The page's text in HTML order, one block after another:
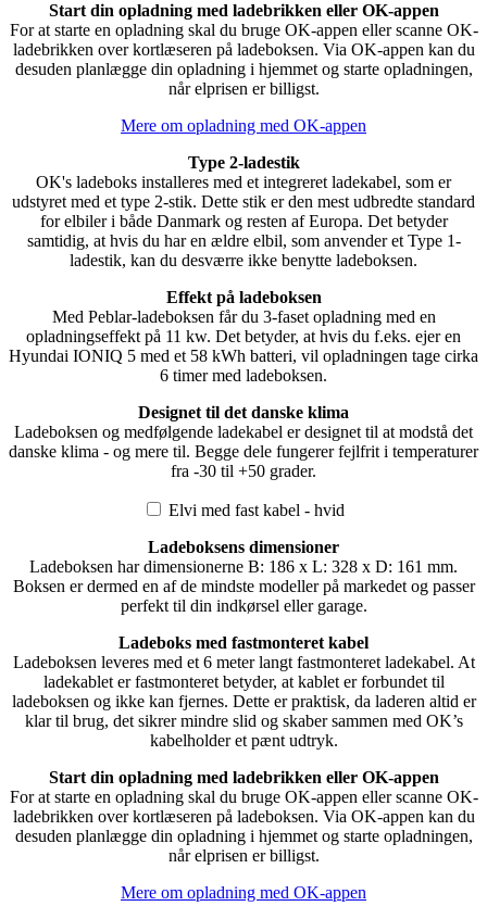
Start din opladning med ladebrikken eller OK-appen
For at starte en opladning skal du bruge OK-appen eller scanne OK-
ladebrikken over kortlæseren på ladeboksen. Via OK-appen kan du
desuden planlægge din opladning i hjemmet og starte opladningen,
når elprisen er billigst.
Mere om opladning med OK-appen
Type 2-ladestik
OK's ladeboks installeres med et integreret ladekabel, som er
udstyret med et type 2-stik. Dette stik er den mest udbredte standard
for elbiler i både Danmark og resten af Europa. Det betyder
samtidig, at hvis du har en ældre elbil, som anvender et Type 1-
ladestik, kan du desværre ikke benytte ladeboksen.
Effekt på ladeboksen
Med Peblar-ladeboksen får du 3-faset opladning med en
opladningseffekt på 11 kw. Det betyder, at hvis du f.eks. ejer en
Hyundai IONIQ 5 med et 58 kWh batteri, vil opladningen tage cirka
6 timer med ladeboksen.
Designet til det danske klima
Ladeboksen og medfølgende ladekabel er designet til at modstå det
danske klima - og mere til. Begge dele fungerer fejlfrit i temperaturer
fra -30 til +50 grader.
Elvi med fast kabel - hvid
Ladeboksens dimensioner
Ladeboksen har dimensionerne B: 186 x L: 328 x D: 161 mm.
Boksen er dermed en af de mindste modeller på markedet og passer
perfekt til din indkørsel eller garage.
Ladeboks med fastmonteret kabel
Ladeboksen leveres med et 6 meter langt fastmonteret ladekabel. At
ladekablet er fastmonteret betyder, at kablet er forbundet til
ladeboksen og ikke kan fjernes. Dette er praktisk, da laderen altid er
klar til brug, det sikrer mindre slid og skaber sammen med OK’s
kabelholder et pænt udtryk.
Start din opladning med ladebrikken eller OK-appen
For at starte en opladning skal du bruge OK-appen eller scanne OK-
ladebrikken over kortlæseren på ladeboksen. Via OK-appen kan du
desuden planlægge din opladning i hjemmet og starte opladningen,
når elprisen er billigst.
Mere om opladning med OK-appen